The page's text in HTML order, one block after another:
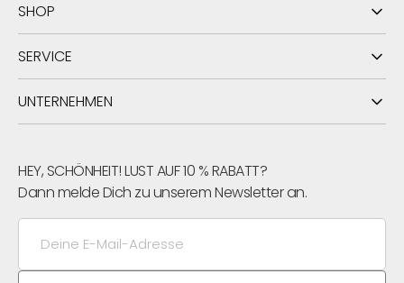
SHOP
SERVICE
UNTERNEHMEN
HEY, SCHÖNHEIT! LUST AUF 10 % RABATT?
Dann melde Dich zu unserem Newsletter an.
Deine
Mail-